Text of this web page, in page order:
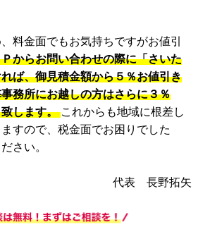
料金面でもお気持ちですがお値引
からお問い合わせの際に「さいた
ば、御見積金額から５％お値引き
務所にお越しの方はさらに３％
致します。これからも地域に根差し
すので、税金面でお困りでした
さい。
代表 長野拓矢